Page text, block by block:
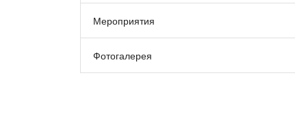
Мероприятия
Фотогалерея